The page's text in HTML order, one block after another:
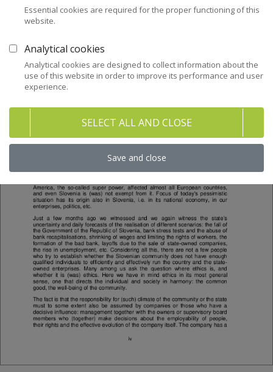
Essential cookies are required for the proper functioning of this
website.
Analytical cookies
Analytical cookies are designed to collect information about the
use of this website in order to improve its performance and user
experience.
SELECT ALL AND CLOSE
Save and close